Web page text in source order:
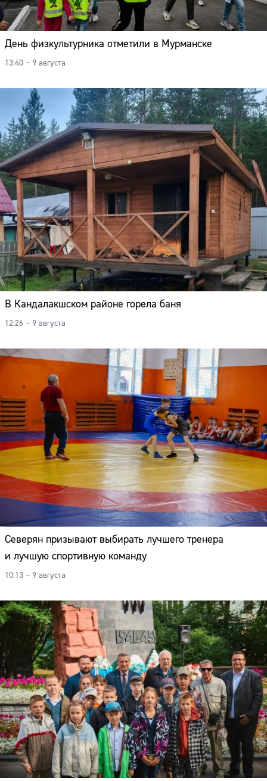
День физкультурника отметили в Мурманске
13:40 – 9 августа
В Кандалакшском районе горела баня
12:26 – 9 августа
Северян призывают выбирать лучшего тренера
и лучшую спортивную команду
10:13 – 9 августа